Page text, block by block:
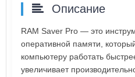
Описание
RAM Saver Pro — это
оперативной памяти,
компьютеру работать
увеличивает